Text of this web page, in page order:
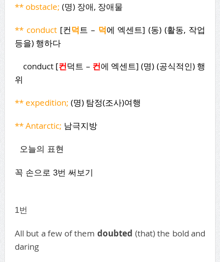
** obstacle; (명) 장애, 장애물
** conduct[컨덕트 – 덕에 엑센트] (동) (활동, 작업
등을) 행하다
conduct [컨덕트 – 컨에 엑센트] (명) (공식적인) 행
위
** expedition; (명) 탐정(조사)여행
** Antarctic; 남극지방
오늘의 표현
꼭 손으로 3번 써보기
1번
All but a few of them doubted (that) the bold and
daring